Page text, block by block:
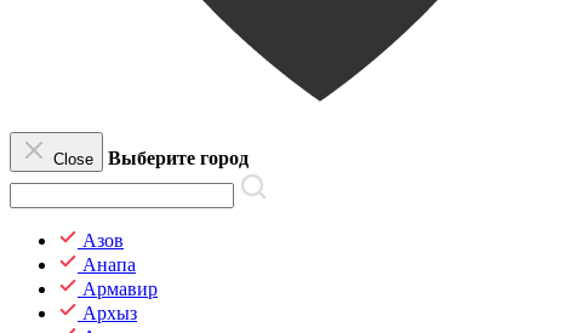
Close Выберите город
Азов
Анапа
Армавир
Архыз